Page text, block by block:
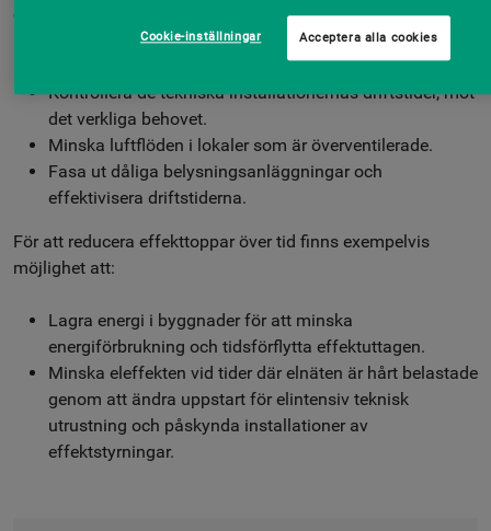
energieffektiviseringsarbetet, är att:
Sänka inomhustemperaturen där det är möjligt.
Kontrollera de tekniska installationernas driftstider, mot
det verkliga behovet.
Minska luftflöden i lokaler som är överventilerade.
Fasa ut dåliga belysningsanläggningar och
effektivisera driftstiderna.
För att reducera effekttoppar över tid finns exempelvis
möjlighet att:
Lagra energi i byggnader för att minska
energiförbrukning och tidsförflytta effektuttagen.
Minska eleffekten vid tider där elnäten är hårt belastade
genom att ändra uppstart för elintensiv teknisk
utrustning och påskynda installationer av
effektstyrningar.
Cookie-inställningar Acceptera alla cookies